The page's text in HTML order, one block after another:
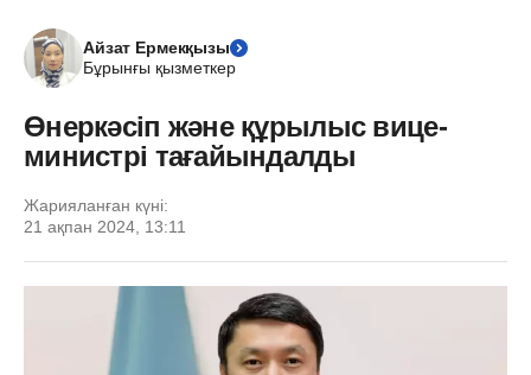
Айзат Ермекқызы
Бұрынғы қызметкер
Өнеркәсіп және құрылыс вице-
министрі тағайындалды
Жарияланған күні:
21 ақпан 2024, 13:11